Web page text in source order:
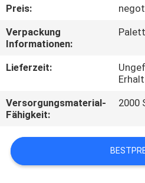
TRETEN
SIE
MIT
UNS
VERBINDUNG
NACHRICHTEN
Preis:
Verpackung
Informationen:
Lieferzeit:
Versorgungsmaterial-
Fähigkeit:
2000